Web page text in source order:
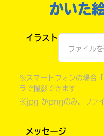
かいた
イラスト
ファイル
※スマートフォンの場合
ラで撮影できます
※jpg かpngのみ。ファ
メッセージ